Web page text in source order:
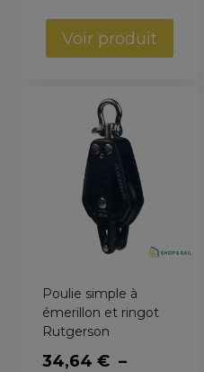
Voir produit
Poulie simple à
émerillon et ringot
Rutgerson
34,64 € –